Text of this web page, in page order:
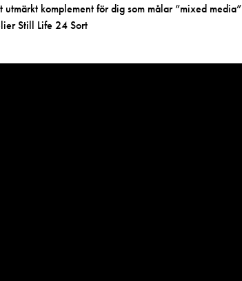
komplement för dig som målar ”mixed media”
Still Life 24 Sort